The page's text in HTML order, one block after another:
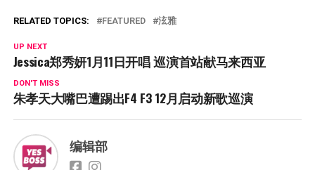
RELATED TOPICS: FEATURED 泫雅
UP NEXT
Jessica郑秀妍1月11日开唱 巡演首站献马来西亚
DON'T MISS
朱孝天大嘴巴遭踢出F4 F3 12月启动新歌巡演
编辑部